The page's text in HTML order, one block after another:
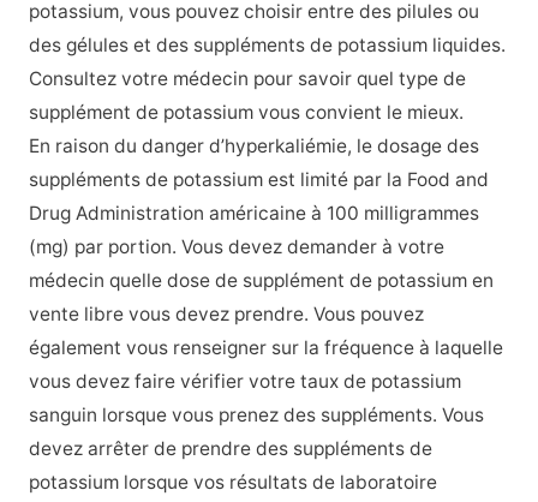
potassium, vous pouvez choisir entre des pilules ou
des gélules et des suppléments de potassium liquides.
Consultez votre médecin pour savoir quel type de
supplément de potassium vous convient le mieux.
En raison du danger d’hyperkaliémie, le dosage des
suppléments de potassium est limité par la Food and
Drug Administration américaine à 100 milligrammes
(mg) par portion. Vous devez demander à votre
médecin quelle dose de supplément de potassium en
vente libre vous devez prendre. Vous pouvez
également vous renseigner sur la fréquence à laquelle
vous devez faire vérifier votre taux de potassium
sanguin lorsque vous prenez des suppléments. Vous
devez arrêter de prendre des suppléments de
potassium lorsque vos résultats de laboratoire